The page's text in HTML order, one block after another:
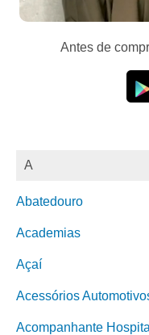
Antes de
A
Abatedouro
Academias
Açaí
Acessórios
Acompanhante